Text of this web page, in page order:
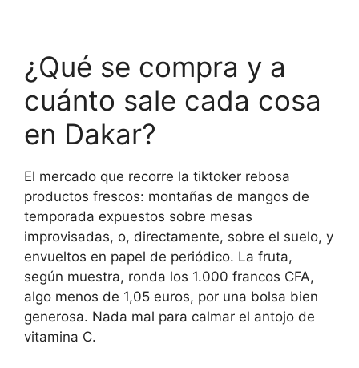
¿Qué se compra y a
cuánto sale cada cosa
en Dakar?
El mercado que recorre la tiktoker rebosa
productos frescos: montañas de mangos de
temporada expuestos sobre mesas
improvisadas, o, directamente, sobre el suelo, y
envueltos en papel de periódico. La fruta,
según muestra, ronda los 1.000 francos CFA,
algo menos de 1,05 euros, por una bolsa bien
generosa. Nada mal para calmar el antojo de
vitamina C.